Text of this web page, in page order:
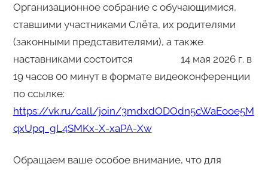
Организационное собрание с обучающимися,
ставшими участниками Слёта, их родителями
(законными представителями), а также
наставниками состоится 14 мая 2026 г. в
19 часов 00 минут в формате видеоконференции
по ссылке:
https://vk.ru/call/join/3mdxdODOdn5cWaEooe5M
qxUpq_gL4SMKx-X-xaPA-Xw
Обращаем ваше особое внимание, что для